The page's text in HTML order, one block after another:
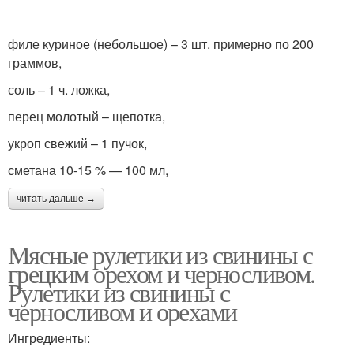
филе куриное (небольшое) – 3 шт. примерно по 200
граммов,
соль – 1 ч. ложка,
перец молотый – щепотка,
укроп свежий – 1 пучок,
сметана 10-15 % — 100 мл,
читать дальше →
Мясные рулетики из свинины с
грецким орехом и черносливом.
Рулетики из свинины с
черносливом и орехами
Ингредиенты: